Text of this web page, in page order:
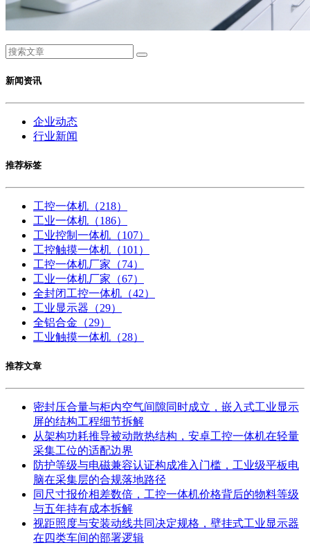
新闻资讯
企业动态
行业新闻
推荐标签
工控一体机 （218）
工业一体机 （186）
工业控制一体机 （107）
工控触摸一体机 （101）
工控一体机厂家 （74）
工业一体机厂家 （67）
全封闭工控一体机 （42）
工业显示器 （29）
全铝合金 （29）
工业触摸一体机 （28）
推荐文章
密封压合量与柜内空气间隙同时成立，嵌入式工业显示
屏的结构工程细节拆解
从架构功耗推导被动散热结构，安卓工控一体机在轻量
采集工位的适配边界
防护等级与电磁兼容认证构成准入门槛，工业级平板电
脑在采集层的合规落地路径
同尺寸报价相差数倍，工控一体机价格背后的物料等级
与五年持有成本拆解
视距照度与安装动线共同决定规格，壁挂式工业显示器
在四类车间的部署逻辑